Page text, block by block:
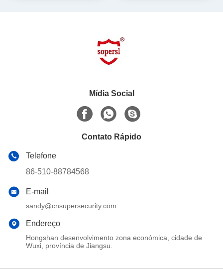
Mídia Social
Contato Rápido
Telefone
86-510-88784568
E-mail
sandy@cnsupersecurity.com
Endereço
Hongshan desenvolvimento zona económica, cidade de
Wuxi, província de Jiangsu.